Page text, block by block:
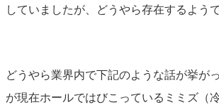
していましたが、どうやら存在するようで
どうやら業界内で下記のような話が挙が
が現在ホールではびこっているミミズ（